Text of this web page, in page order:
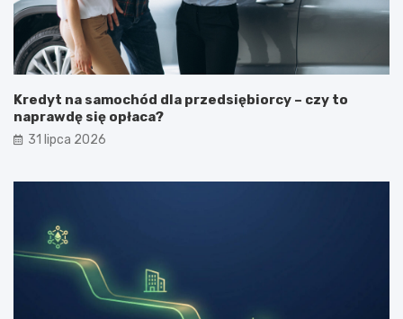
Kredyt na samochód dla przedsiębiorcy – czy to
naprawdę się opłaca?
31 lipca 2026